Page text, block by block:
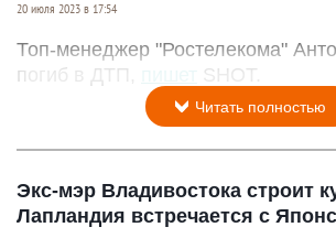
20 июля 2023 в 17:54
Топ-менеджер "Ростелекома"
погиб в ДТП,
SHOT.
Читать полностью
Экс-мэр Владивостока строит
Лапландия встречается с